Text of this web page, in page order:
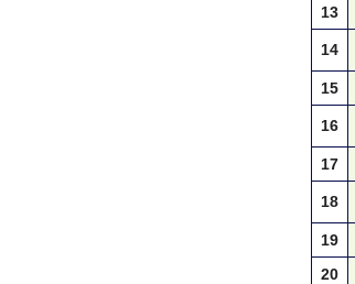
13
14
15
16
17
18
19
20